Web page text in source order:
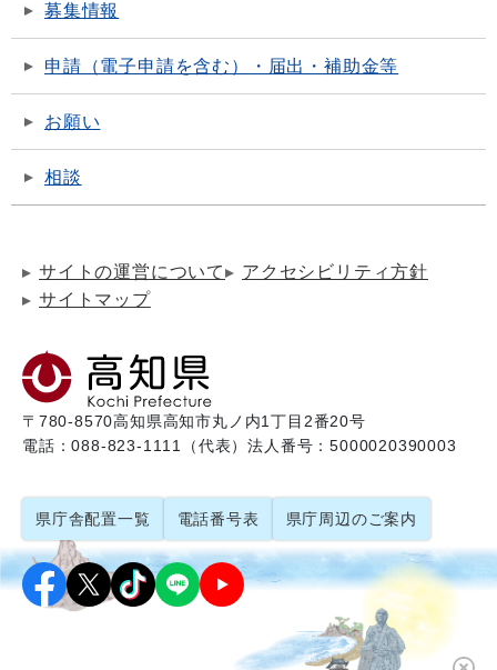
募集情報
申請（電子申請を含む）・届出・補助金等
お願い
相談
サイトの運営について
アクセシビリティ方針
サイトマップ
〒780-8570高知県高知市丸ノ内1丁目2番20号
電話：088-823-1111（代表）法人番号：5000020390003
県庁舎配置一覧 電話番号表 県庁周辺のご案内